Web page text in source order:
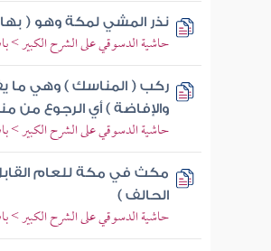
نذر المشي لمكة وهو (
حاشية الدسوقي على الشرح الكبير >
ركب ( المناسك ) وهي ما
والإفاضة ) أي الرجوع من
حاشية الدسوقي على الشرح الكبير >
مكث في مكة للعام القابل
الحالف )
حاشية الدسوقي على الشرح الكبير >